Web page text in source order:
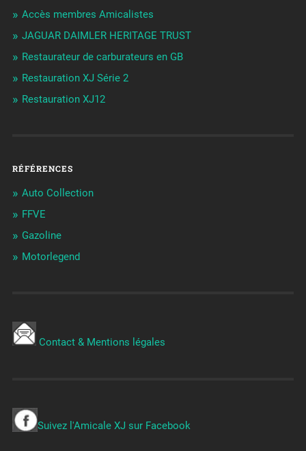
Accès membres Amicalistes
JAGUAR DAIMLER HERITAGE TRUST
Restaurateur de carburateurs en GB
Restauration XJ Série 2
Restauration XJ12
RÉFÉRENCES
Auto Collection
FFVE
Gazoline
Motorlegend
Contact & Mentions légales
Suivez l'Amicale XJ sur Facebook